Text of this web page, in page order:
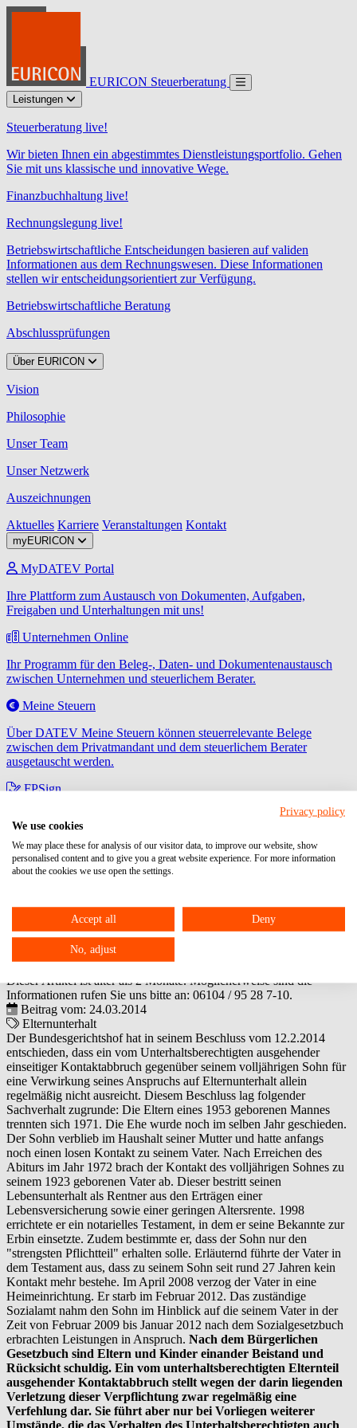
EURICON Steuerberatung
Leistungen
Steuerberatung live!
Wir bieten Ihnen ein abgestimmtes Dienstleistungsportfolio. Gehen
Sie mit uns klassische und innovative Wege.
Finanzbuchhaltung live!
Rechnungslegung live!
Betriebswirtschaftliche Entscheidungen basieren auf validen
Informationen aus dem Rechnungswesen. Diese Informationen
stellen wir entscheidungsorientiert zur Verfügung.
Betriebswirtschaftliche Beratung
Abschlussprüfungen
Über EURICON
Vision
Philosophie
Unser Team
Unser Netzwerk
Auszeichnungen
Aktuelles Karriere Veranstaltungen Kontakt
myEURICON
MyDATEV Portal
Ihre Plattform zum Austausch von Dokumenten, Aufgaben,
Freigaben und Unterhaltungen mit uns!
Unternehmen Online
Ihr Programm für den Beleg-, Daten- und Dokumentenaustausch
zwischen Unternehmen und steuerlichem Berater.
Meine Steuern
Über DATEV Meine Steuern können steuerrelevante Belege
zwischen dem Privatmandant und dem steuerlichem Berater
ausgetauscht werden.
FPSign
Fast Docs
zur Anlage von Lohnmitarbeiterstammdaten
Elternunterhalt bei einseitigem
Kontaktabbruch des
Unterhaltsberechtigten
Dieser Artikel ist älter als 2 Monate. Möglicherweise sind die
Informationen rufen Sie uns bitte an: 06104 / 95 28 7-10.
Beitrag vom: 24.03.2014
Elternunterhalt
Der Bundesgerichtshof hat in seinem Beschluss vom 12.2.2014
entschieden, dass ein vom Unterhaltsberechtigten ausgehender
einseitiger Kontaktabbruch gegenüber seinem volljährigen Sohn für
eine Verwirkung seines Anspruchs auf Elternunterhalt allein
regelmäßig nicht ausreicht. Diesem Beschluss lag folgender
Sachverhalt zugrunde: Die Eltern eines 1953 geborenen Mannes
trennten sich 1971. Die Ehe wurde noch im selben Jahr geschieden.
Der Sohn verblieb im Haushalt seiner Mutter und hatte anfangs
noch einen losen Kontakt zu seinem Vater. Nach Erreichen des
Abiturs im Jahr 1972 brach der Kontakt des volljährigen Sohnes zu
seinem 1923 geborenen Vater ab. Dieser bestritt seinen
Lebensunterhalt als Rentner aus den Erträgen einer
Lebensversicherung sowie einer geringen Altersrente. 1998
errichtete er ein notarielles Testament, in dem er seine Bekannte zur
Erbin einsetzte. Zudem bestimmte er, dass der Sohn nur den
"strengsten Pflichtteil" erhalten solle. Erläuternd führte der Vater in
dem Testament aus, dass zu seinem Sohn seit rund 27 Jahren kein
Kontakt mehr bestehe. Im April 2008 verzog der Vater in eine
Heimeinrichtung. Er starb im Februar 2012. Das zuständige
Sozialamt nahm den Sohn im Hinblick auf die seinem Vater in der
Zeit von Februar 2009 bis Januar 2012 nach dem Sozialgesetzbuch
erbrachten Leistungen in Anspruch. Nach dem Bürgerlichen
Gesetzbuch sind Eltern und Kinder einander Beistand und
Rücksicht schuldig. Ein vom unterhaltsberechtigten Elternteil
ausgehender Kontaktabbruch stellt wegen der darin liegenden
Verletzung dieser Verpflichtung zwar regelmäßig eine
Verfehlung dar. Sie führt aber nur bei Vorliegen weiterer
Umstände, die das Verhalten des Unterhaltsberechtigten auch
Privacy policy
We use cookies
We may place these for analysis of our visitor data, to improve our website, show
personalised content and to give you a great website experience. For more information
about the cookies we use open the settings.
Accept all Deny
No, adjust